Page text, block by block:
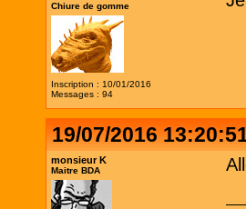
Chiure de gomme
Inscription : 10/01/2016
Messages : 94
19/07/2016
monsieur K
Maitre BDA